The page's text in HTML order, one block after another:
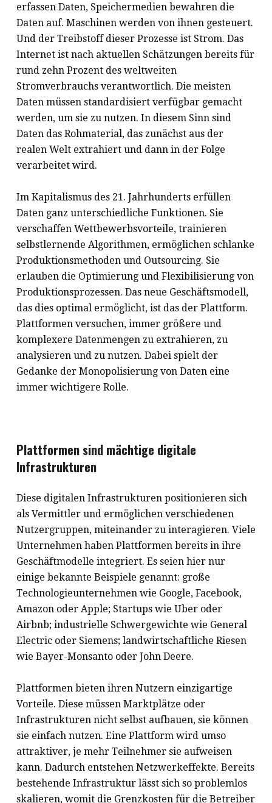
erfassen Daten, Speichermedien bewahren die
Daten auf. Maschinen werden von ihnen gesteuert.
Und der Treibstoff dieser Prozesse ist Strom. Das
Internet ist nach aktuellen Schätzungen bereits für
rund zehn Prozent des weltweiten
Stromverbrauchs verantwortlich. Die meisten
Daten müssen standardisiert verfügbar gemacht
werden, um sie zu nutzen. In diesem Sinn sind
Daten das Rohmaterial, das zunächst aus der
realen Welt extrahiert und dann in der Folge
verarbeitet wird.
Im Kapitalismus des 21. Jahrhunderts erfüllen
Daten ganz unterschiedliche Funktionen. Sie
verschaffen Wettbewerbsvorteile, trainieren
selbstlernende Algorithmen, ermöglichen schlanke
Produktionsmethoden und Outsourcing. Sie
erlauben die Optimierung und Flexibilisierung von
Produktionsprozessen. Das neue Geschäftsmodell,
das dies optimal ermöglicht, ist das der Plattform.
Plattformen versuchen, immer größere und
komplexere Datenmengen zu extrahieren, zu
analysieren und zu nutzen. Dabei spielt der
Gedanke der Monopolisierung von Daten eine
immer wichtigere Rolle.
Plattformen sind mächtige digitale
Infrastrukturen
Diese digitalen Infrastrukturen positionieren sich
als Vermittler und ermöglichen verschiedenen
Nutzergruppen, miteinander zu interagieren. Viele
Unternehmen haben Plattformen bereits in ihre
Geschäftmodelle integriert. Es seien hier nur
einige bekannte Beispiele genannt: große
Technologieunternehmen wie Google, Facebook,
Amazon oder Apple; Startups wie Uber oder
Airbnb; industrielle Schwergewichte wie General
Electric oder Siemens; landwirtschaftliche Riesen
wie Bayer-Monsanto oder John Deere.
Plattformen bieten ihren Nutzern einzigartige
Vorteile. Diese müssen Marktplätze oder
Infrastrukturen nicht selbst aufbauen, sie können
sie einfach nutzen. Eine Plattform wird umso
attraktiver, je mehr Teilnehmer sie aufweisen
kann. Dadurch entstehen Netzwerkeffekte. Bereits
bestehende Infrastruktur lässt sich so problemlos
skalieren, womit die Grenzkosten für die Betreiber